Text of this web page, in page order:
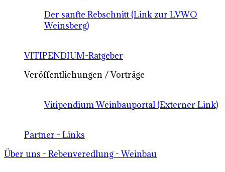
Der sanfte Rebschnitt (Link zur LVWO
Weinsberg)
VITIPENDIUM-Ratgeber
Veröffentlichungen / Vorträge
Vitipendium Weinbauportal (Externer Link)
Partner - Links
Über uns - Rebenveredlung - Weinbau